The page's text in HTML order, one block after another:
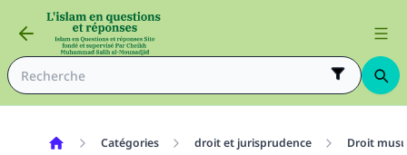
Catégories droit et jurisprudence Droit